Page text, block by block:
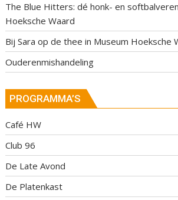
The Blue Hitters: dé honk- en
Hoeksche Waard
Bij Sara op de thee in Museum Hoeksche
Ouderenmishandeling
PROGRAMMA’S
Café HW
Club 96
De Late Avond
De Platenkast